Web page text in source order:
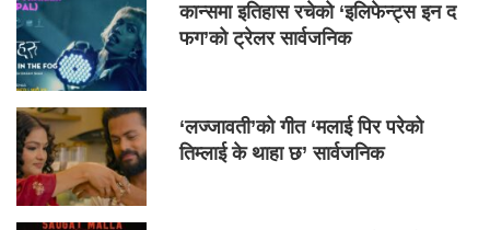
कान्समा इतिहास रचेको ‘इलिफेन्ट्स इन द
फग’को ट्रेलर सार्वजनिक
‘लज्जावती’को गीत ‘मलाई पिर परेको
तिम्लाई के थाहा छ’ सार्वजनिक